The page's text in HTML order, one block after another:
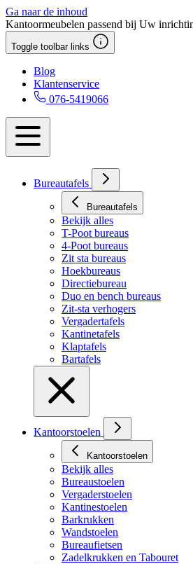
Ga naar de inhoud
Kantoormeubelen passend bij Uw
Toggle toolbar links
Blog
Klantenservice
076-5419066
Bureautafels
Bureautafels
Bekijk alles
T-Poot bureaus
4-Poot bureaus
Zit sta bureaus
Hoekbureaus
Directiebureau
Duo en bench bureaus
Zit-sta verhogers
Vergadertafels
Kantinetafels
Klaptafels
Bartafels
Kantoorstoelen
Kantoorstoelen
Bekijk alles
Bureaustoelen
Vergaderstoelen
Kantinestoelen
Barkrukken
Wandstoelen
Bureaufietsen
Zadelkrukken en Tabouret